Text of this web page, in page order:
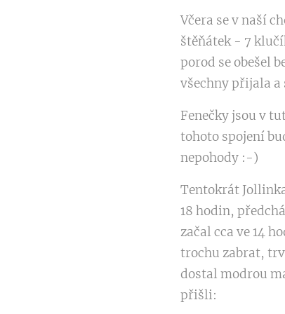
Včera se v naší
štěňátek - 7
porod se obešel
všechny přijala a
Fenečky jsou v
tohoto spojení
nepohody :-)
Tentokrát
18 hodin,
začal cca ve 14
trochu zabrat,
dostal modrou
přišli: